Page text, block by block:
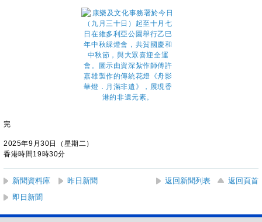
完
2025年9月30日（星期二）
香港時間19時30分
新聞資料庫 昨日新聞 返回新聞列表
返回頁首
即日新聞